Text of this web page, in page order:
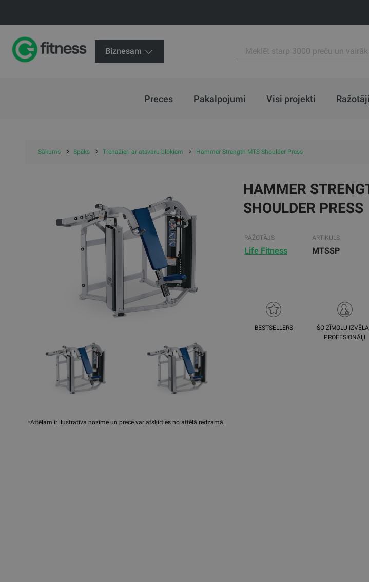
Biznesam
Preces Pakalpojumi Visi projekti Ražotāji
Sākums Spēks Trenažieri ar atsvaru blokiem Hammer Strength MTS Shoulder Press
*Attēlam ir ilustratīva nozīme un prece var atšķirties no attēlā redzamā.
HAMMER
SHOULDER PRESS
RAŽOTĀJS
Life Fitness
ARTIKULS
MTSSP
BESTSELLERS
ŠO ZĪMOLU
PROFESIONĀĻI